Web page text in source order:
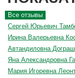
Все отзывы
Сергей Юрьевич
Ирина Валерьевна
Автандиловна
Яна Александровна
Мария Игоревна